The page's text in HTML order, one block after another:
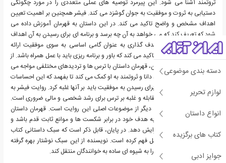
دسته بندی موضوعی
لوازم تحریر
انواع داستان
کتاب های برگزیده
جوایز ادبی
ثروتمند آشنا می شود. این پیرمرد توصیه های عملی متعددی را در مورد چگونگی
دستیابی به ثروت و موفقیت به جوان گوشزد می کند. فیشر همچنین بر اهمیت تعیین
اهداف مشخص و واضح تاکید می کند. در این داستان به قهرمان آموزش داده می
شود که تعریف کند که می خواهد به آن چه برسد و برنامه ای برای رسیدن به آن اهداف
ایجاد کند. این فرآیند هدف گذاری به عنوان گامی اساسی به سوی موفقیت ارائه
دانسته شده است. کتاب تاکید می کند که باور و برنامه ریزی باید با عمل همراه باشد. از
طرف دیگر، در طول داستان، قهرمان داستان با ترس ها و تردیدهای مختلفی مواجه می
شود و در این میان پیرمرد دانا و ثروتمند به او کمک می کند تا بفهمد که این احساسات
منفی طبیعی هستند اما برای رسیدن به موفقیت باید بر آنها غلبه کرد. روایت فیشر به
خوانندگان می آموزد که مقابله و غلبه بر ترس برای رشد شخصی و مالی ضروری است.
پایداری و ثبات قدم یکی دیگر از موضوعات اصلی این روایت است. قهرمان داستان
می بایست برای رسیدن به هدف خود در برابر شکست ها و موانع ثابت قدم باشد و
انعطاف پذیری خود را افزایش دهد. در پایان، قابل ذکر است که سبک داستانی کتاب
آن را هم جذاب و هم قابل فهم کرده است. نویسنده از این سبک نوشتار بهره گرفته
است تا ایده های پیچیده را به شیوه ای ساده به خوانندگان منتقل کند.